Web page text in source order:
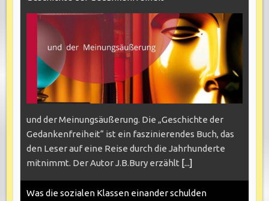
und der Meinungsäußerung. Die „Geschichte der
Gedankenfreiheit“ ist ein faszinierendes Buch, das
den Leser auf eine Reise durch die Jahrhunderte
mitnimmt. Der Autor J.B.Bury erzählt [...]
Was die sozialen Klassen einander schulden